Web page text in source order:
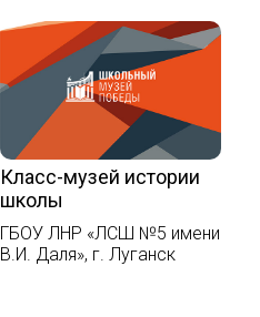
Класс-музей истории
школы
ГБОУ ЛНР «ЛСШ №5 имени
В.И. Даля», г. Луганск